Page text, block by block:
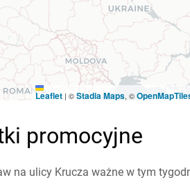
Leaflet | ©Stadia Maps, ©
promocyjne
na ulicy Krucza ważne w tym